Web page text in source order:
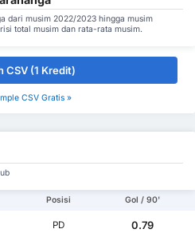
dari musim 2022/2023 hingga musim
total musim dan rata-rata musim.
CSV (1 Kredit)
CSV Gratis »
Posisi Gol / 90'
PD
0.79